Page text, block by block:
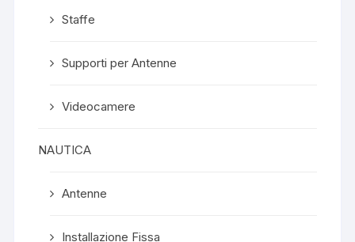
Staffe
Supporti per Antenne
Videocamere
NAUTICA
Antenne
Installazione Fissa